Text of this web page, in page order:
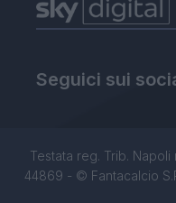
Seguici sui
Testata reg. Trib. Napoli
44869 - © Fantacalcio